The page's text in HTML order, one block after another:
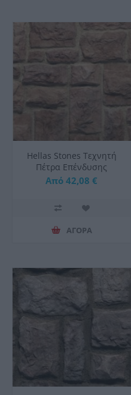
Hellas Stones Τεχνητή
Πέτρα Επένδυσης
Malvasia Sunny &
Από 42,08 €
ΑΓΟΡΑ